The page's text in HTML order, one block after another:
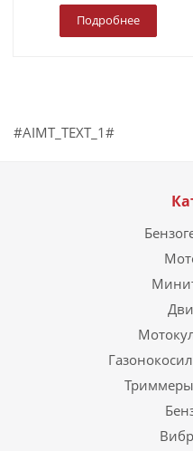
Подробнее
#AIMT_TEXT_1#